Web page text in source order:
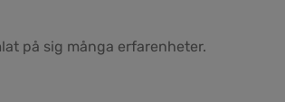
på sig många erfarenheter.